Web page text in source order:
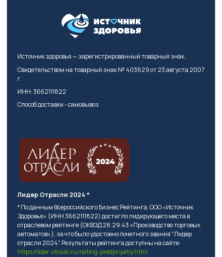
Источник здоровья — зарегистрированный товарный знак.
Свидетельством на товарный знак № 403629 от 23 августа 2007
г.
ИНН: 3662111822
Способ доставки - самовывоз
Лидер Отрасли 2024 *
* По данным Всероссийского Бизнес Рейтинга, ООО «Источник
Здоровья» (ИНН 3662111822) достигло лидирующего места в
отраслевом рейтинге (ОКВЭД 28.29.43 «Производство торговых
автоматов»), за что было удостоено почетного звания "Лидер
отрасли 2024". Результаты рейтинга доступны на сайте:
https://lider-otrasli.ru/reiting-predpriyatiy.html